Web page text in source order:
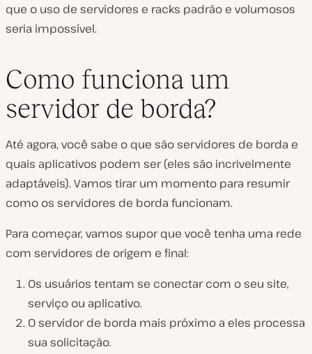
que o uso de servidores e racks padrão e volumosos
seria impossível.
Como funciona um
servidor de borda?
Até agora, você sabe o que são servidores de borda e
quais aplicativos podem ser (eles são incrivelmente
adaptáveis). Vamos tirar um momento para resumir
como os servidores de borda funcionam.
Para começar, vamos supor que você tenha uma rede
com servidores de origem e final:
Os usuários tentam se conectar com o seu site,
serviço ou aplicativo.
O servidor de borda mais próximo a eles processa
sua solicitação.